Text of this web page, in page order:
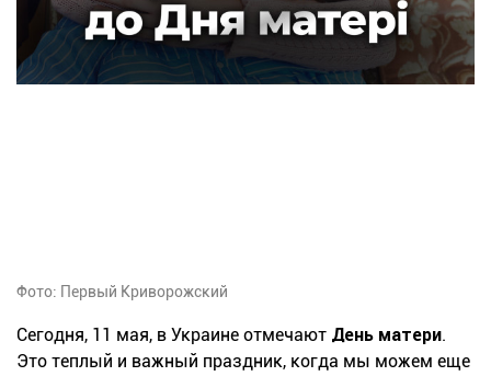
Фото: Первый Криворожский
Сегодня, 11 мая, в Украине отмечают День матери.
Это теплый и важный праздник, когда мы можем еще